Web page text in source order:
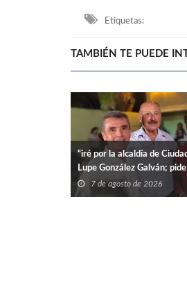
Etiquetas:
TAMBIÉN TE PUEDE
“iré por la alcaldía de
Lupe González Galván;
dejen solo.
7 de agosto de 2026